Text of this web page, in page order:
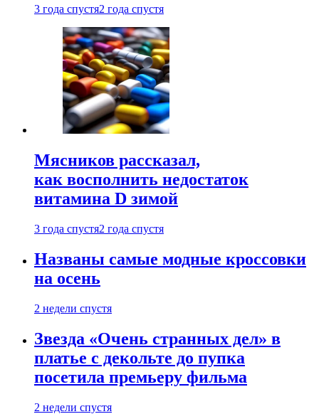
3 года спустя2 года спустя
Мясников рассказал,
как восполнить недостаток
витамина D зимой
3 года спустя2 года спустя
Названы самые модные кроссовки
на осень
2 недели спустя
Звезда «Очень странных дел» в
платье с декольте до пупка
посетила премьеру фильма
2 недели спустя